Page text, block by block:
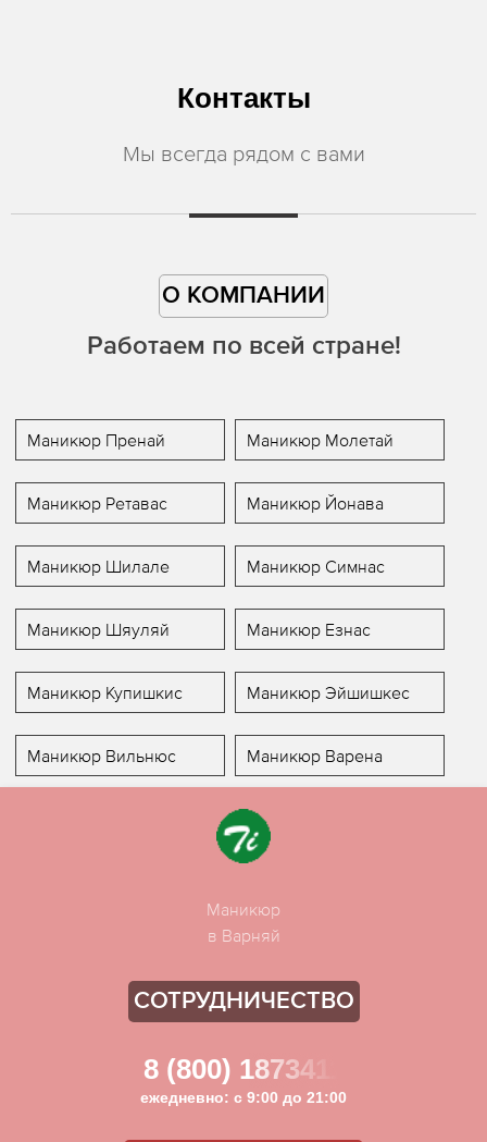
Контакты
Мы всегда рядом с вами
О КОМПАНИИ
Работаем по всей стране!
Маникюр Пренай Маникюр Молетай
Маникюр Ретавас Маникюр Йонава
Маникюр Шилале Маникюр Симнас
Маникюр Шяуляй Маникюр Езнас
Маникюр Купишкис Маникюр Эйшишкес
Маникюр Вильнюс Маникюр Варена
Маникюр
в Варняй
СОТРУДНИЧЕСТВО
8 (800) 1873411
ежедневно: с 9:00 до 21:00